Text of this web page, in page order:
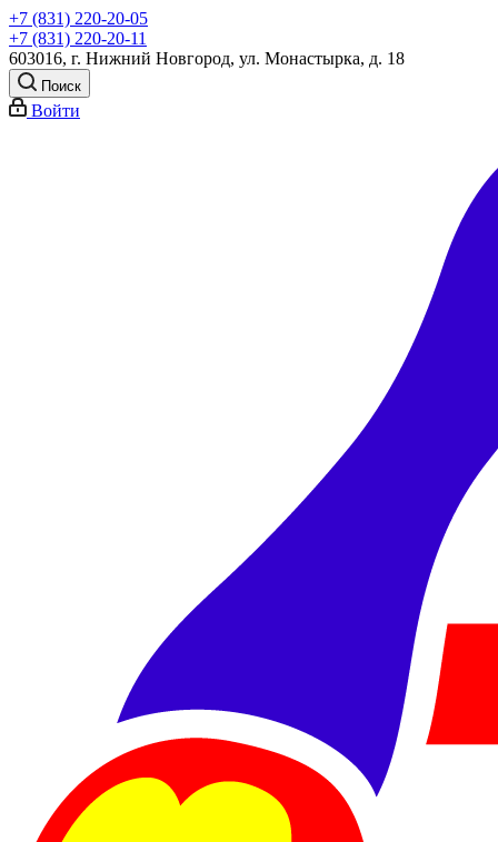
+7 (831) 220-20-05
+7 (831) 220-20-11
603016, г. Нижний Новгород, ул. Монастырка, д. 18
Поиск
Войти